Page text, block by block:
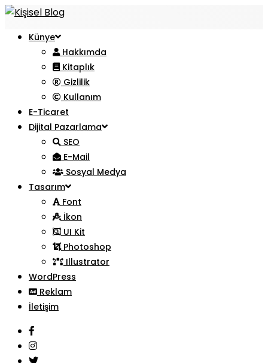
Künye
Hakkımda
Kitaplık
Gizlilik
Kullanım
E-Ticaret
Dijital Pazarlama
SEO
E-Mail
Sosyal Medya
Tasarım
Font
İkon
UI Kit
Photoshop
Illustrator
WordPress
Reklam
İletişim